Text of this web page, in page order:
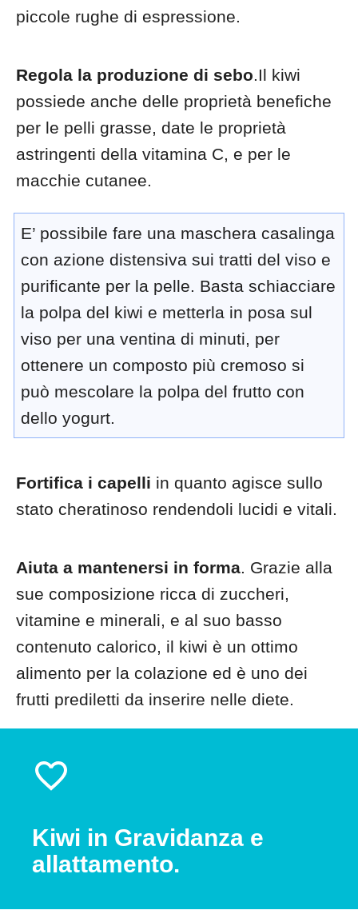
piccole rughe di espressione.
Regola la produzione di sebo.Il kiwi
possiede anche delle proprietà benefiche
per le pelli grasse, date le proprietà
astringenti della vitamina C, e per le
macchie cutanee.
E’ possibile fare una maschera casalinga
con azione distensiva sui tratti del viso e
purificante per la pelle. Basta schiacciare
la polpa del kiwi e metterla in posa sul
viso per una ventina di minuti, per
ottenere un composto più cremoso si
può mescolare la polpa del frutto con
dello yogurt.
Fortifica i capelli in quanto agisce sullo
stato cheratinoso rendendoli lucidi e vitali.
Aiuta a mantenersi in forma. Grazie alla
sue composizione ricca di zuccheri,
vitamine e minerali, e al suo basso
contenuto calorico, il kiwi è un ottimo
alimento per la colazione ed è uno dei
frutti prediletti da inserire nelle diete.
Kiwi in Gravidanza e
allattamento.